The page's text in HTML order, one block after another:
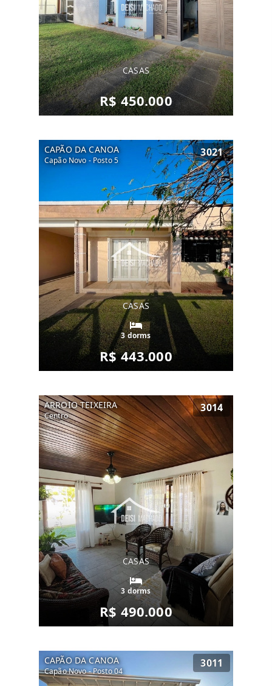
CASAS
R$ 450.000
CAPÃO DA CANOA
Capão Novo - Posto 5
3021
CASAS
3 dorms
R$ 443.000
ARROIO TEIXEIRA
Centro
3014
CASAS
3 dorms
R$ 490.000
CAPÃO DA CANOA
Capão Novo - Posto 04
3011